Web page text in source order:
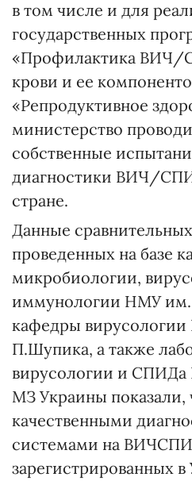
в том числе и для
государственных
«Профилактика ВИЧ/
крови и ее
«Репродуктивное
министерство
собственные
диагностики ВИЧ/
стране.
Данные
проведенных на базе
микробиологии,
иммунологии НМУ им.
кафедры
П.Шупика, а также
вирусологии и
МЗ Украины показали,
качественными
системами на
зарегистрированных